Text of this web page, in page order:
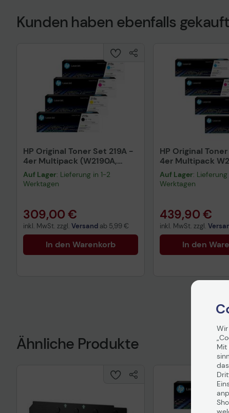
Technisches
Kunden haben ebenfalls gekauft
HP Original Toner Set 219A -
4er Multipack (W2190A,
W2191A, W2192A, W2193A)
Auf Lager: Lieferung in 1-2
Werktagen
309,00 €
inkl. MwSt. zzgl. Versand ab 5,99 €
In den Warenkorb
HP Original
4er Multipack
W2191X, W2192X,
cyan, magenta,
schwarz
Auf Lager: Lieferung
Werktagen
439,90 €
inkl. MwSt. zzgl.
In den
Ähnliche Produkte
Mit